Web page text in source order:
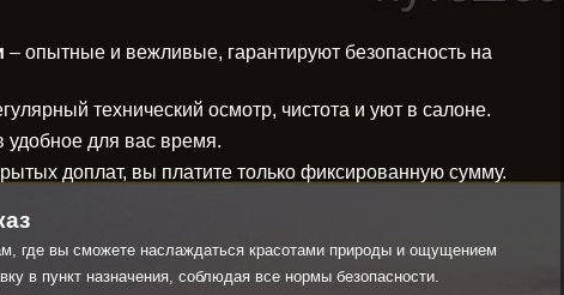
– опытные и вежливые, гарантируют безопасность на
технический осмотр, чистота и уют в салоне.
удобное для вас время.
доплат, вы платите только фиксированную сумму.
где вы сможете наслаждаться красотами природы и ощущением
в пункт назначения, соблюдая все нормы безопасности.